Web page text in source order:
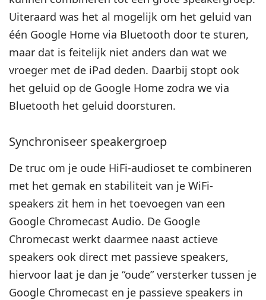
Uiteraard was het al mogelijk om het geluid van
één Google Home via Bluetooth door te sturen,
maar dat is feitelijk niet anders dan wat we
vroeger met de iPad deden. Daarbij stopt ook
het geluid op de Google Home zodra we via
Bluetooth het geluid doorsturen.
Synchroniseer speakergroep
De truc om je oude HiFi-audioset te combineren
met het gemak en stabiliteit van je WiFi-
speakers zit hem in het toevoegen van een
Google Chromecast Audio. De Google
Chromecast werkt daarmee naast actieve
speakers ook direct met passieve speakers,
hiervoor laat je dan je “oude” versterker tussen je
Google Chromecast en je passieve speakers in